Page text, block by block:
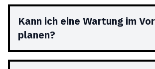
Kann ich eine Wartung im
planen?